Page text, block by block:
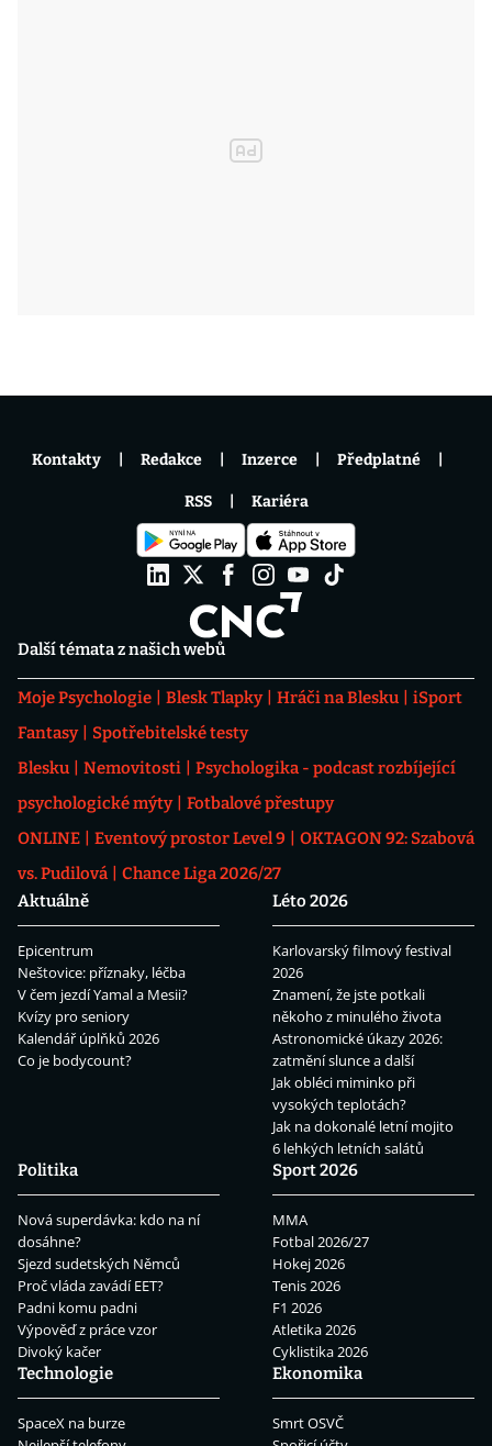
Další témata z našich webů
Moje Psychologie Blesk Tlapky Hráči na Blesku
iSport
Fantasy
Spotřebitelské testy
Blesku
Nemovitosti
Psychologika - podcast rozbíjející
psychologické mýty
Fotbalové přestupy
ONLINE
Eventový prostor Level 9
OKTAGON 92: Szabová
vs. Pudilová
Chance Liga 2026/27
Aktuálně
Epicentrum
Neštovice: příznaky, léčba
V čem jezdí Yamal a Mesii?
Kvízy pro seniory
Kalendář úplňků 2026
Co je bodycount?
Léto 2026
Karlovarský filmový festival
2026
Znamení, že jste potkali
někoho z minulého života
Astronomické úkazy 2026:
zatmění slunce a další
Jak obléci miminko při
vysokých teplotách?
Jak na dokonalé letní mojito
6 lehkých letních salátů
Politika
Nová superdávka: kdo na ní
dosáhne?
Sjezd sudetských Němců
Proč vláda zavádí EET?
Padni komu padni
Výpověď z práce vzor
Divoký kačer
Sport 2026
MMA
Fotbal 2026/27
Hokej 2026
Tenis 2026
F1 2026
Atletika 2026
Cyklistika 2026
Technologie
SpaceX na burze
Ekonomika
Smrt OSVČ
Kontakty Redakce Inzerce Předplatné
RSS Kariéra